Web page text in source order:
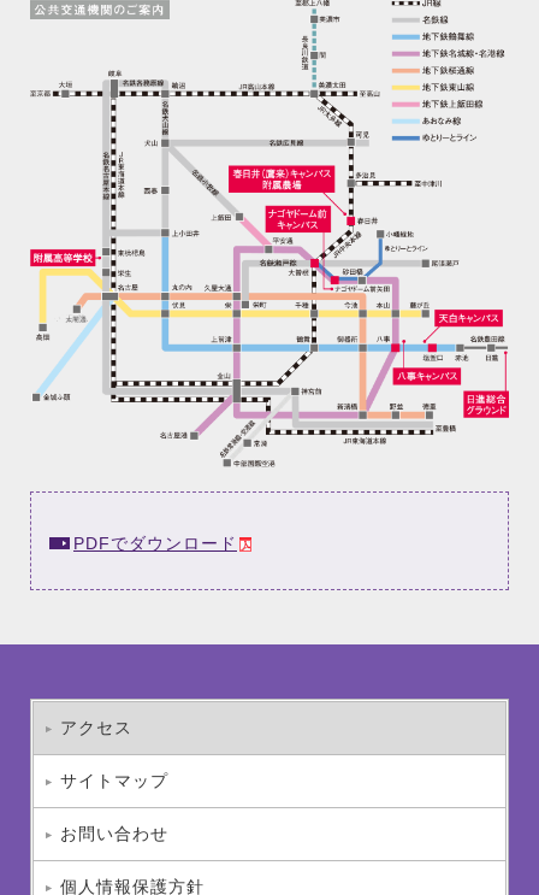
PDFでダウンロード
アクセス
サイトマップ
お問い合わせ
個人情報保護方針